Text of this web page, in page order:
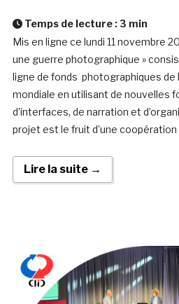
Temps de lecture : 3 min
Mis en ligne ce lundi 11 novembre
une guerre photographique »
ligne de fonds photographiques de
mondiale en utilisant de nouvelles
d’interfaces, de narration et
projet est le fruit d’une
Lire la suite →